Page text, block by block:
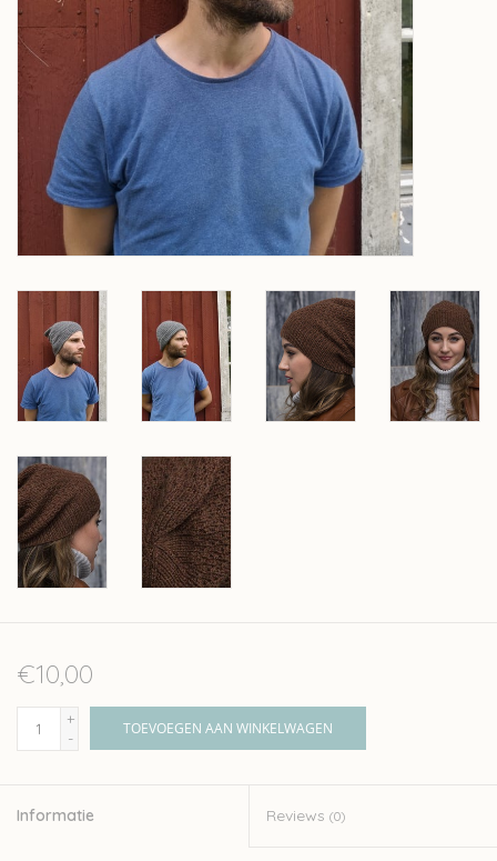
€10,00
+
-
TOEVOEGEN AAN WINKELWAGEN
Informatie Reviews (0)